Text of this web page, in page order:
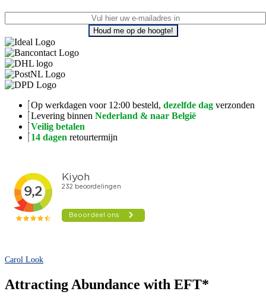
Houd me op de hoogte!
Op werkdagen voor 12:00 besteld, dezelfde dag verzonden
Levering binnen Nederland & naar België
Veilig betalen
14 dagen retourtermijn
Carol Look
Attracting Abundance with EFT*